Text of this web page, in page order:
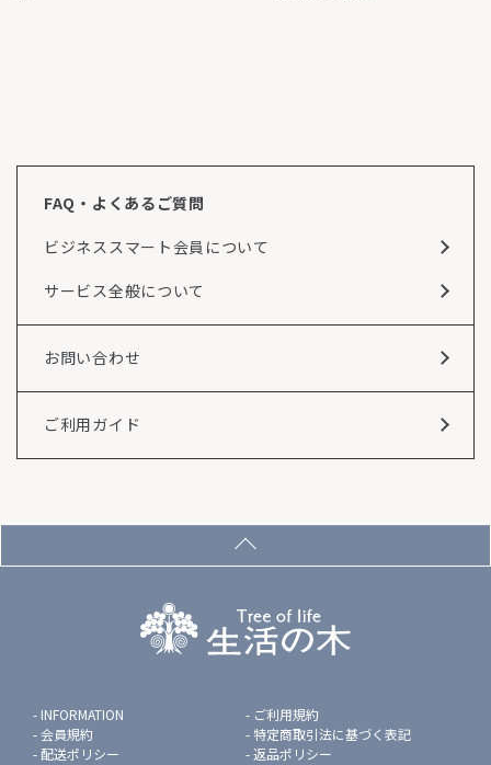
FAQ・よくあるご質問
ビジネススマート会員について
サービス全般について
お問い合わせ
ご利用ガイド
INFORMATION
ご利用規約
会員規約
特定商取引法に基づく表記
配送ポリシー
返品ポリシー